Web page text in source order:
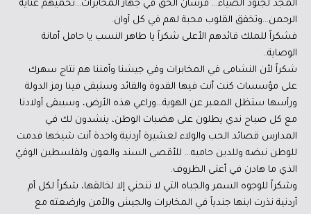
المجد لجنود الضياء… فرسان الحق في جهاز المخابرات…تحميهم عناية
الرحمن…وتخفق القلوب محبة لهم في كل أوان.
فشكراً للملك قائدهم الأعلى شكراً يا طاهر النسب يا حامل أمانة
الوصاية..
شكراً لأن النشامى في المخابرات وفي جيشنا وأمننا هم نتاج سهرك
على مؤسسات كنت أنت فيها القدوة والقائد وستبقى فينا رمز الدولة
ورأسها ستظل المعبر عن الهوية…وراعي هذه الأرض، وسيبقى أولادنا
مع كل صباح ندي يطلون على هضبات الوطن، ينشدون لك في
المدارس قصائد الحب والولاء لعشيرة أردنية واحدة أنت شيخها فدمت
للوطن نبضه وللدين حاميه… للأقصى السند والعون ولفلسطين الوفيّ
الذي ما هادن في أعتى الظروف.
وشكراً للوجوه السمر والجباه التي لا تنحني إلا لخالقها، شكراً لكل أم
أردنية نذرت ابنها جندياً في المخابرات والجيش والأمن وارضعته مع